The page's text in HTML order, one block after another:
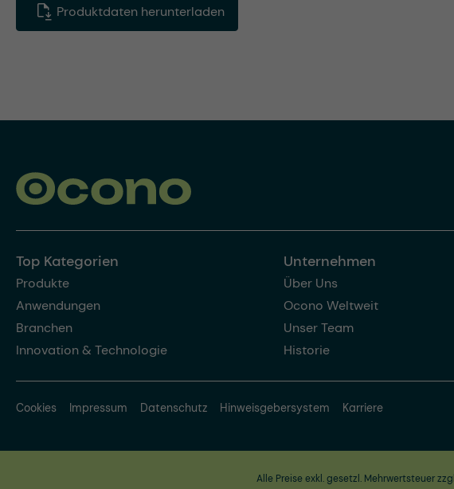
Produktdaten herunterladen
Top Kategorien
Produkte
Anwendungen
Branchen
Innovation & Technologie
Unternehmen
Über Uns
Ocono Weltweit
Unser Team
Historie
Cookies Impressum Datenschutz Hinweisgebersystem Karriere
Alle Preise exkl. gesetzl. Mehrwertsteuer